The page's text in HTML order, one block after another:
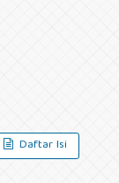
Daftar Isi